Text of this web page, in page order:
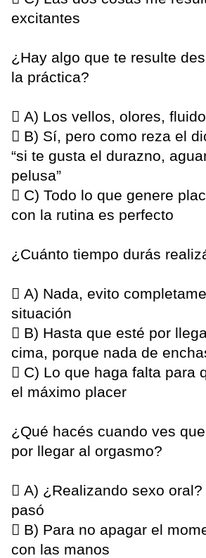
excitantes
¿Hay algo que te resulte
la práctica?
 A) Los vellos, olores,
 B) Sí, pero como reza el
“si te gusta el durazno,
pelusa”
 C) Todo lo que genere
con la rutina es perfecto
¿Cuánto tiempo durás
 A) Nada, evito
situación
 B) Hasta que esté por
cima, porque nada de
 C) Lo que haga falta para
el máximo placer
¿Qué hacés cuando ves
por llegar al orgasmo?
 A) ¿Realizando sexo
pasó
 B) Para no apagar el
con las manos